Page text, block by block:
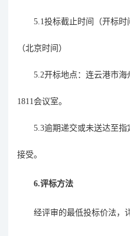
5.1投标截止时间（开标时
（北京时间）
5.2开标地点：连云港市
1811会议室。
5.3逾期递交或未送达至
接受。
6.评标方法
经评审的最低投标价法，